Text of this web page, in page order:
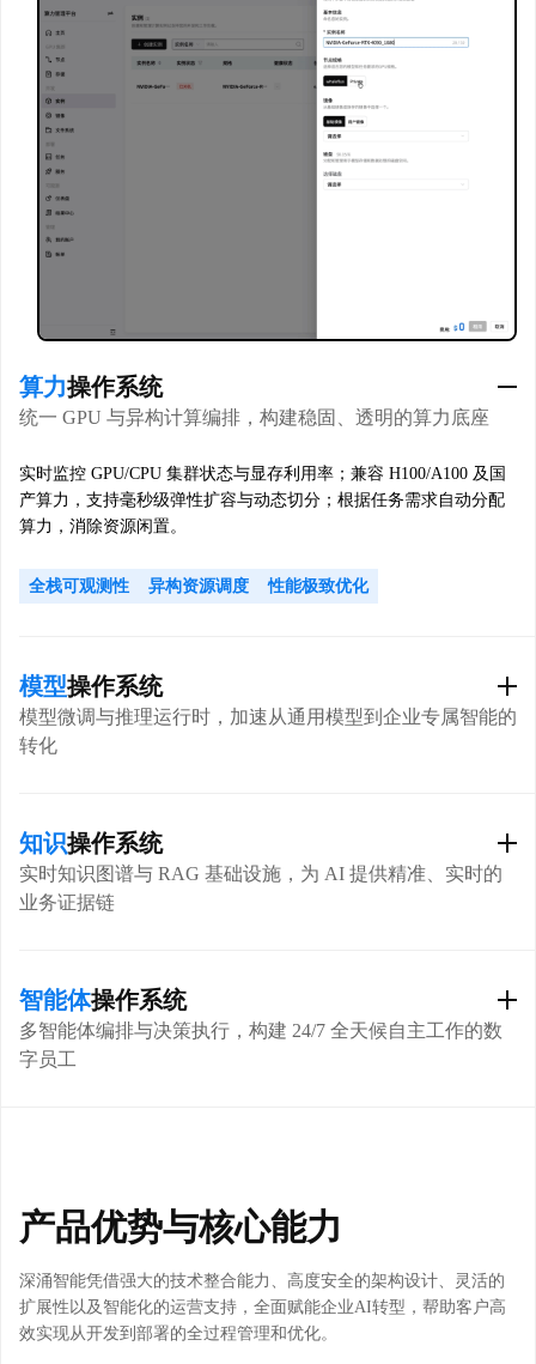
算力操作系统
统一 GPU 与异构计算编排，构建稳固、透明的算力底座
实时监控 GPU/CPU 集群状态与显存利用率；兼容 H100/A100 及国
产算力，支持毫秒级弹性扩容与动态切分；根据任务需求自动分配
算力，消除资源闲置。
全栈可观测性 异构资源调度 性能极致优化
模型操作系统
模型微调与推理运行时，加速从通用模型到企业专属智能的
转化
理运行时吞吐量，支持多版本平滑切换与快速回滚；覆盖从微调到
部署的全流程，确保模型持续进化与稳定运营。
工业级精炼微调
知识操作系统
实时知识图谱与 RAG 基础设施，为 AI 提供精准、实时的
业务证据链
像等多源数据融合，实现跨媒介精准知识检索；基于私域知识库提
供确定性依据，确保 AI 输出契合业务逻辑。
实时知识整合
智能体操作系统
多智能体编排与决策执行，构建 24/7 全天候自主工作的数
字员工
可视化逻辑画布 原生工具集成 安全可控执行
产品优势与核心能力
深涌智能凭借强大的技术整合能力、高度安全的架构设计、灵活的
扩展性以及智能化的运营支持，全面赋能企业AI转型，帮助客户高
效实现从开发到部署的全过程管理和优化。